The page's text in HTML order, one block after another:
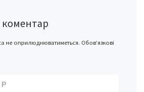
не оприлюднюватиметься. Обов’язкові